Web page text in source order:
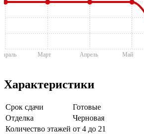
Март Апрель Май
Характеристики
Срок сдачи
Готовые
Отделка
Черновая
Количество этажей от 4 до 21